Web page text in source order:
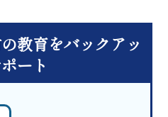
教育をバックアッ
ート